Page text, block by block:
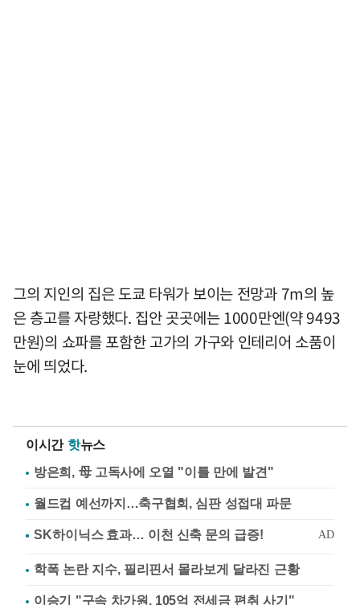
그의 지인의 집은 도쿄 타워가 보이는 전망과 7m의 높
은 층고를 자랑했다. 집안 곳곳에는 1000만엔(약 9493
만원)의 쇼파를 포함한 고가의 가구와 인테리어 소품이
눈에 띄었다.
이시간 핫뉴스
방은희, 母 고독사에 오열 "이틀 만에 발견"
월드컵 예선까지…축구협회, 심판 성접대 파문
학폭 논란 지수, 필리핀서 몰라보게 달라진 근황
이승기 "구속 차가원, 105억 전세금 편취 사기"